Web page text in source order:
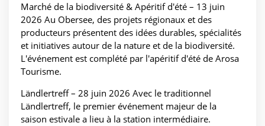
Marché de la biodiversité & Apéritif d'été – 13 juin
2026 Au Obersee, des projets régionaux et des
producteurs présentent des idées durables, spécialités
et initiatives autour de la nature et de la biodiversité.
L'événement est complété par l'apéritif d'été de Arosa
Tourisme.
Ländlertreff – 28 juin 2026 Avec le traditionnel
Ländlertreff, le premier événement majeur de la
saison estivale a lieu à la station intermédiaire.